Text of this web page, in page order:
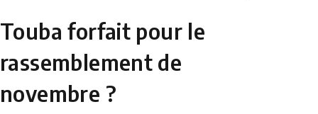
Touba forfait pour le
rassemblement de
novembre ?